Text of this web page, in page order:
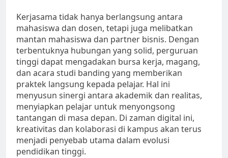
Kerjasama tidak hanya berlangsung antara
mahasiswa dan dosen, tetapi juga melibatkan
mantan mahasiswa dan partner bisnis. Dengan
terbentuknya hubungan yang solid, perguruan
tinggi dapat mengadakan bursa kerja, magang,
dan acara studi banding yang memberikan
praktek langsung kepada pelajar. Hal ini
menyusun sinergi antara akademik dan realitas,
menyiapkan pelajar untuk menyongsong
tantangan di masa depan. Di zaman digital ini,
kreativitas dan kolaborasi di kampus akan terus
menjadi penyebab utama dalam evolusi
pendidikan tinggi.